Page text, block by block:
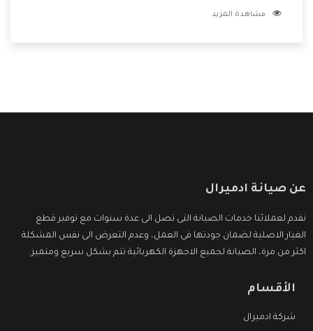
الشركة بها والتى تكون منها خدمة الصيانة التى تكون من أهم
مشاهدة المزيد
عن صيانة ادميرال
نقدم لعملائنا خدمات الصيانة التى تصل الى عدة سنوات مع توفير قطع
الغيار الاصلية لضمان جودتها فى العمل، وعدم التعرض الى نفس المشكلة
اكثر من مرة، الصيانة لجميع الاجهزة الكهربائية تتم بشكل سريع ومتميز.
الأقسام
شركة ادميرال